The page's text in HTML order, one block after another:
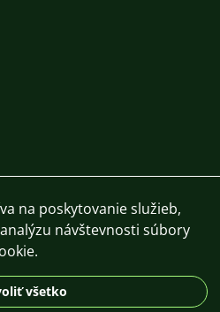
na poskytovanie služieb,
návštevnosti súbory
všetko